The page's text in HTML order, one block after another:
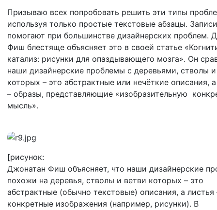
Призываю всех попробовать решить эти типы
используя только простые текстовые абзацы.
помогают при большинстве дизайнерских проблем.
Фиш блестяще объясняет это в своей статье
катализ: рисунки для опаздывающего мозга». Он
наши дизайнерские проблемы с деревьями, стволы
которых – это абстрактные или нечёткие описания,
– образы, представляющие «изобразительную
мысль».
[рисунок:
Джонатан Фиш объясняет, что наши дизайнерские
похожи на деревья, стволы и ветви которых – это
абстрактные (обычно текстовые) описания, а листья
конкретные изображения (например, рисунки). В